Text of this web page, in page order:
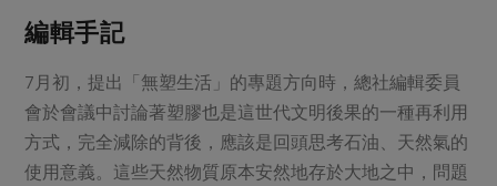
保健食品
湯品．鍋物
涼拌沙拉
飲品
議題活動
主婦聯盟X樂齡網特約優惠案
30%rPET紅烏龍茶
非基改運動
減添加物 減塑減廢
公益金 食農教育
更多議題
硝酸鹽檢驗
社員權益
合作社法規
編輯手記
7月初，提出「無塑生活」的專題方向時，總社編輯委員
會於會議中討論著塑膠也是這世代文明後果的一種再利用
方式，完全減除的背後，應該是回頭思考石油、天然氣的
使用意義。這些天然物質原本安然地存於大地之中，問題